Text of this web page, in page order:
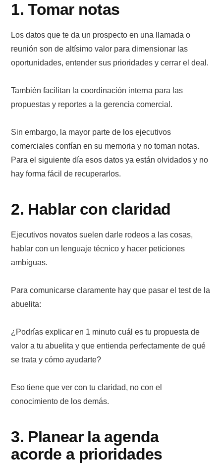
1. Tomar notas
Los datos que te da un prospecto en una llamada o
reunión son de altísimo valor para dimensionar las
oportunidades, entender sus prioridades y cerrar el deal.
También facilitan la coordinación interna para las
propuestas y reportes a la gerencia comercial.
Sin embargo, la mayor parte de los ejecutivos
comerciales confían en su memoria y no toman notas.
Para el siguiente día esos datos ya están olvidados y no
hay forma fácil de recuperarlos.
2. Hablar con claridad
Ejecutivos novatos suelen darle rodeos a las cosas,
hablar con un lenguaje técnico y hacer peticiones
ambiguas.
Para comunicarse claramente hay que pasar el test de la
abuelita:
¿Podrías explicar en 1 minuto cuál es tu propuesta de
valor a tu abuelita y que entienda perfectamente de qué
se trata y cómo ayudarte?
Eso tiene que ver con tu claridad, no con el
conocimiento de los demás.
3. Planear la agenda
acorde a prioridades